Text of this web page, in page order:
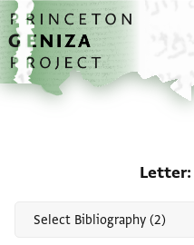
Skip to main content
home
Letter